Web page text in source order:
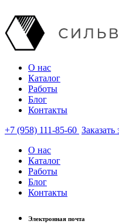
О нас
Каталог
Работы
Блог
Контакты
+7 (958) 111-85-60 Заказать
О нас
Каталог
Работы
Блог
Контакты
Электронная почта